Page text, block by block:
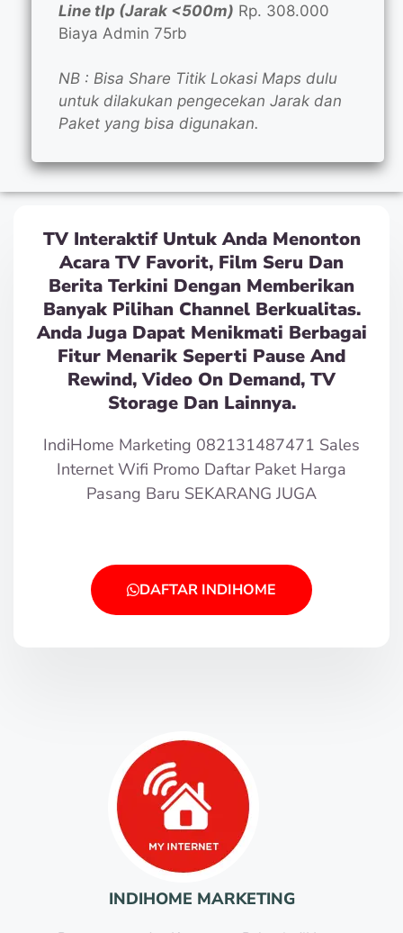
Line tlp (Jarak <500m) Rp. 308.000
Biaya Admin 75rb
NB : Bisa Share Titik Lokasi Maps dulu
untuk dilakukan pengecekan Jarak dan
Paket yang bisa digunakan.
TV Interaktif Untuk Anda Menonton
Acara TV Favorit, Film Seru Dan
Berita Terkini Dengan Memberikan
Banyak Pilihan Channel Berkualitas.
Anda Juga Dapat Menikmati Berbagai
Fitur Menarik Seperti Pause And
Rewind, Video On Demand, TV
Storage Dan Lainnya.
IndiHome Marketing 082131487471 Sales
Internet Wifi Promo Daftar Paket Harga
Pasang Baru SEKARANG JUGA
DAFTAR INDIHOME
INDIHOME MARKETING